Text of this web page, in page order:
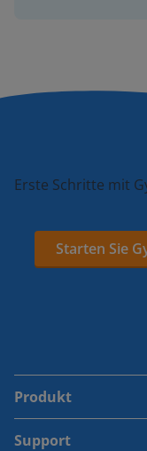
Erste Schritte mit
Starten Sie
Produkt
Support